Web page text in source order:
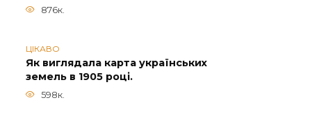
876к.
ЦІКАВО
Як виглядала карта українських
земель в 1905 році.
598к.